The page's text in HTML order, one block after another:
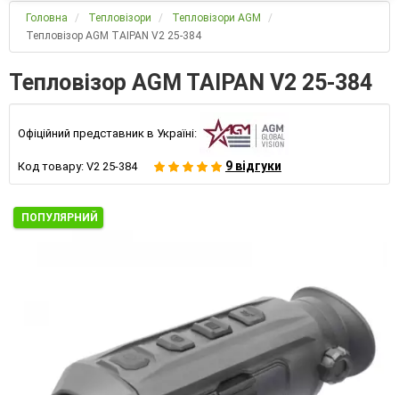
Головна Тепловізори
Тепловізори AGM
Тепловізор AGM TAIPAN V2 25-384
Тепловізор AGM TAIPAN V2 25-384
Офіційний представник в Україні:
Код товару: V2 25-384 9 відгуки
ПОПУЛЯРНИЙ